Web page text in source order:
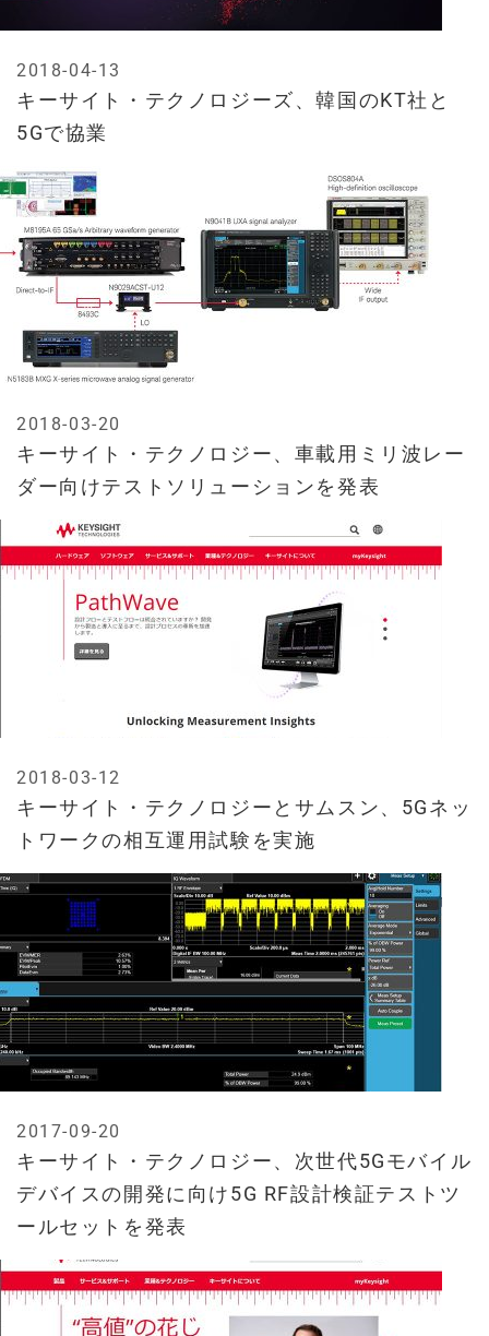
キーサイト・テクノロジーズ、韓国のKT社と
5Gで協業
2018-04-13
キーサイト・テクノロジー、車載用ミリ波レー
ダー向けテストソリューションを発表
2018-03-20
キーサイト・テクノロジーとサムスン、5Gネッ
トワークの相互運用試験を実施
2018-03-12
キーサイト・テクノロジー、次世代5Gモバイル
デバイスの開発に向け5G RF設計検証テストツ
ールセットを発表
2017-09-20